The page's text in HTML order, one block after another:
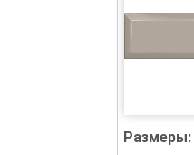
Размеры: